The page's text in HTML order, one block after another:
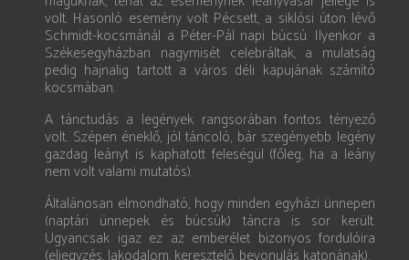
volt. Hasonló esemény volt Pécsett, a siklósi úton lévő
Schmidt-kocsmánál a Péter-Pál napi búcsú. Ilyenkor a
Székesegyházban nagymisét celebráltak, a mulatság
pedig hajnalig tartott a város déli kapujának számító
kocsmában.
A tánctudás a legények rangsorában fontos tényező
volt. Szépen éneklő, jól táncoló, bár szegényebb legény
gazdag leányt is kaphatott feleségül (főleg, ha a leány
nem volt valami mutatós).
Általánosan elmondható, hogy minden egyházi ünnepen
(naptári ünnepek és búcsúk) táncra is sor került.
Ugyancsak igaz ez az emberélet bizonyos fordulóira